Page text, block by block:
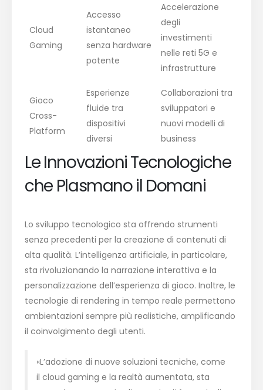
Cloud
Gaming
Accesso
istantaneo
senza hardware
potente
Accelerazione
degli
investimenti
nelle reti 5G e
infrastrutture
Gioco
Cross-
Platform
Esperienze
fluide tra
dispositivi
diversi
Collaborazioni tra
sviluppatori e
nuovi modelli di
business
Le Innovazioni Tecnologiche
che Plasmano il Domani
Lo sviluppo tecnologico sta offrendo strumenti
senza precedenti per la creazione di contenuti di
alta qualità. L’intelligenza artificiale, in particolare,
sta rivoluzionando la narrazione interattiva e la
personalizzazione dell’esperienza di gioco. Inoltre, le
tecnologie di rendering in tempo reale permettono
ambientazioni sempre più realistiche, amplificando
il coinvolgimento degli utenti.
«L’adozione di nuove soluzioni tecniche, come
il cloud gaming e la realtà aumentata, sta